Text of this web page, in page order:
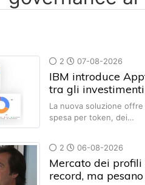
2 07-08-2026
IBM introduce
tra gli
La nuova soluzione
spesa per token, dei…
2 06-08-2026
Mercato dei
record, ma